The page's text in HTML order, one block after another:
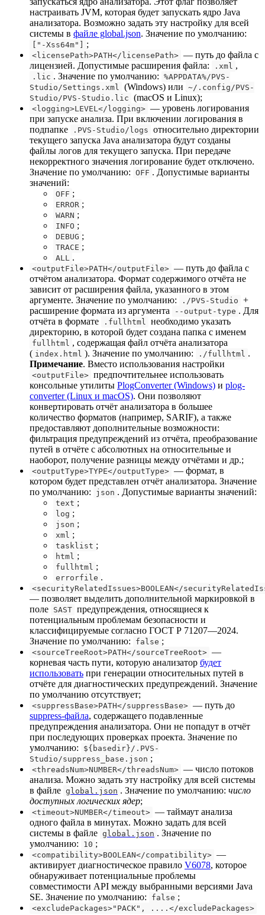
настраивать JVM, которая будет запускать ядро Java
анализатора. Возможно задать эту настройку для всей
системы в файле global.json. Значение по умолчанию:
["-Xss64m"] ;
<licensePath>PATH</licensePath> — путь до файла с
лицензией. Допустимые расширения файла:
.xml ,
.lic . Значение по умолчанию: %APPDATA%/PVS-
Studio/Settings.xml
(Windows) или ~/.config/PVS-
Studio/PVS-Studio.lic (macOS и Linux);
<logging>LEVEL</logging> — уровень логирования
при запуске анализа. При включении логирования в
подпапке
.PVS-Studio/logs относительно директории
текущего запуска Java анализатора будут созданы
файлы логов для текущего запуска. При передаче
некорректного значения логирование будет отключено.
Значение по умолчанию: OFF . Допустимые варианты
значений:
OFF ;
ERROR ;
WARN ;
INFO ;
DEBUG ;
TRACE ;
ALL .
<outputFile>PATH</outputFile> — путь до файла с
отчётом анализатора. Формат содержимого отчёта не
зависит от расширения файла, указанного в этом
аргументе. Значение по умолчанию:
./PVS-Studio +
расширение формата из аргумента
--output-type . Для
отчёта в формате
.fullhtml
необходимо указать
директорию, в которой будет создана папка с именем
fullhtml , содержащая файл отчёта анализатора
( index.html ). Значение по умолчанию: ./fullhtml .
Примечание. Вместо использования настройки
<outputFile> предпочтительнее использовать
консольные утилиты PlogConverter (Windows) и plog-
converter (Linux и macOS). Они позволяют
конвертировать отчёт анализатора в большее
количество форматов (например, SARIF), а также
предоставляют дополнительные возможности:
фильтрация предупреждений из отчёта, преобразование
путей в отчёте с абсолютных на относительные и
наоборот, получение разницы между отчётами и др.;
<outputType>TYPE</outputType> — формат, в
котором будет представлен отчёт анализатора. Значение
по умолчанию:
json . Допустимые варианты значений:
text ;
log ;
json ;
xml ;
tasklist ;
html ;
fullhtml ;
errorfile .
<securityRelatedIssues>BOOLEAN</
— позволяет выделить дополнительной маркировкой в
поле SAST предупреждения, относящиеся к
потенциальным проблемам безопасности и
классифицируемые согласно ГОСТ Р 71207—2024.
Значение по умолчанию:
false ;
<sourceTreeRoot>PATH</sourceTreeRoot> —
корневая часть пути, которую анализатор будет
использовать при генерации относительных путей в
отчёте для диагностических предупреждений. Значение
по умолчанию отсутствует;
<suppressBase>PATH</suppressBase> — путь до
suppress-файла, содержащего подавленные
предупреждения анализатора. Они не попадут в отчёт
при последующих проверках проекта. Значение по
умолчанию:
${basedir}/.PVS-
Studio/suppress_base.json ;
<threadsNum>NUMBER</threadsNum> — число потоков
анализа. Можно задать эту настройку для всей системы
в файле global.json . Значение по умолчанию: число
доступных логических ядер;
<timeout>NUMBER</timeout> — таймаут анализа
одного файла в минутах. Можно задать для всей
системы в файле global.json . Значение по
умолчанию:
10 ;
<compatibility>BOOLEAN</compatibility> —
активирует диагностическое правило V6078, которое
обнаруживает потенциальные проблемы
совместимости API между выбранными версиями Java
SE. Значение по умолчанию:
false ;
<excludePackages>"PACK", ....</excludePackages>